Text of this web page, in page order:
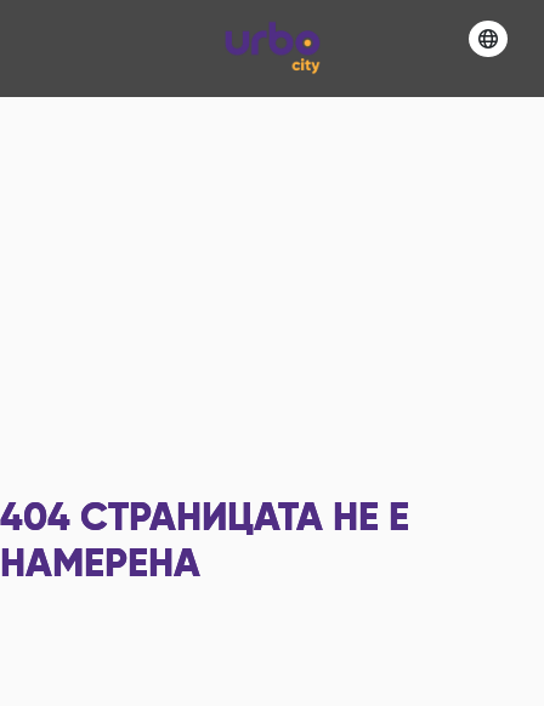
404 СТРАНИЦАТА НЕ Е
НАМЕРЕНА